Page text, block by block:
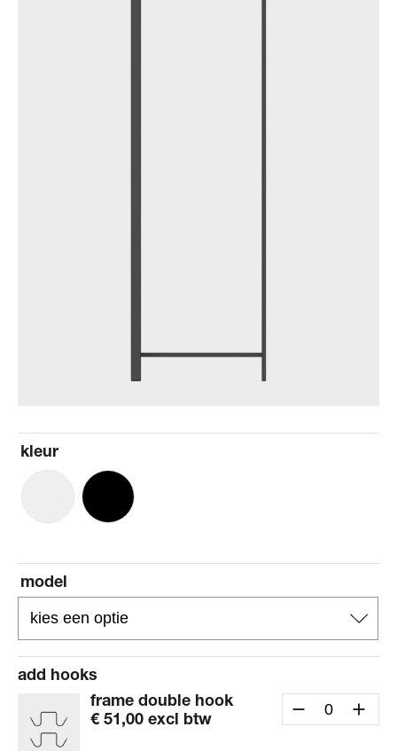
kleur
model
add hooks
frame double hook
€ 51,00 excl btw